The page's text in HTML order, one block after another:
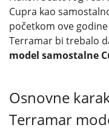
Cupra kao
početkom ove
Terramar bi trebalo
model samostalne
Osnovne
Terramar